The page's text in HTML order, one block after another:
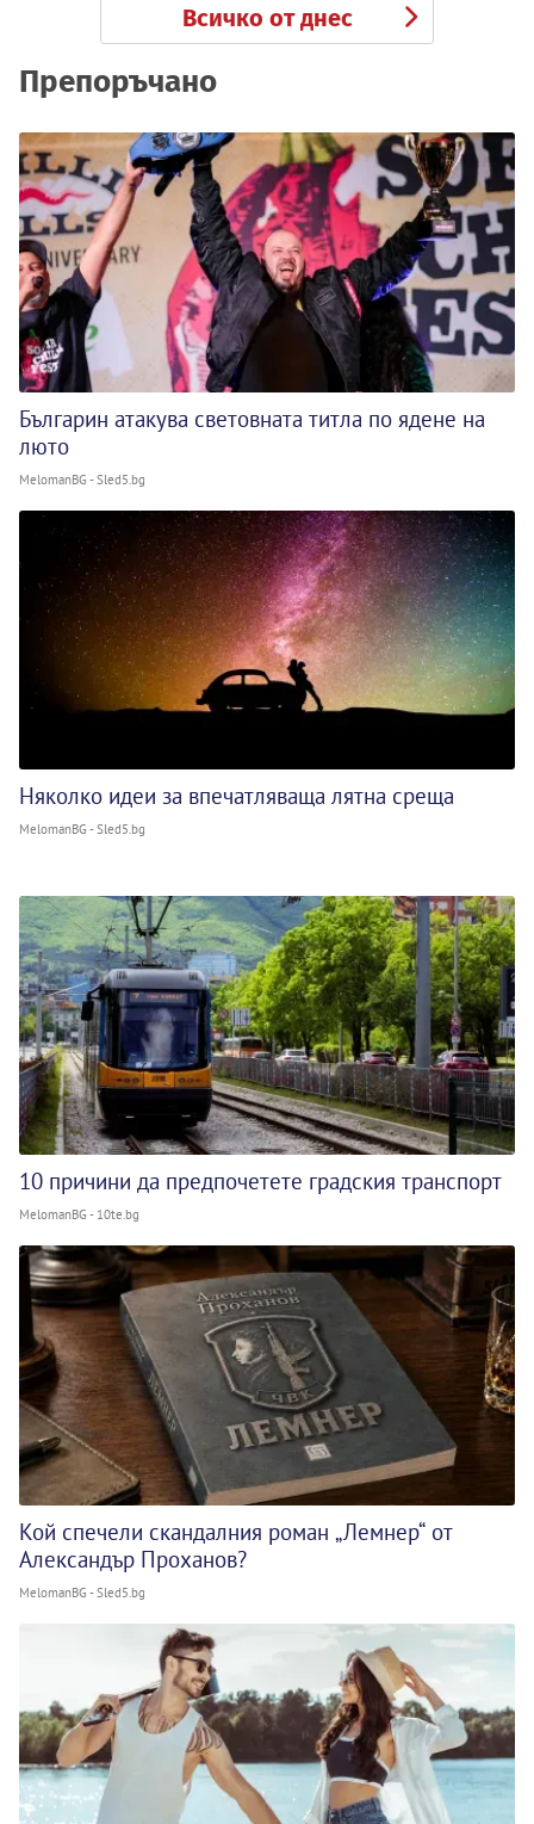
Всичко от днес
Препоръчано
Българин атакува световната титла по ядене на
люто
MelomanBG - Sled5.bg
Няколко идеи за впечатляваща лятна среща
MelomanBG - Sled5.bg
10 причини да предпочетете градския транспорт
MelomanBG - 10te.bg
Кой спечели скандалния роман „Лемнер“ от
Александър Проханов?
MelomanBG - Sled5.bg